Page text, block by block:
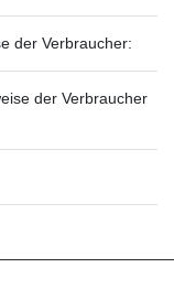
der Verbraucher:
der Verbraucher